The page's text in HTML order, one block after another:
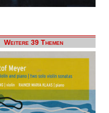
Weitere 39 Themen